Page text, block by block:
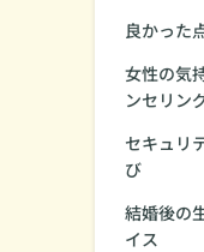
良かった
女性の気
ンセリン
セキュリ
び
結婚後の
イス